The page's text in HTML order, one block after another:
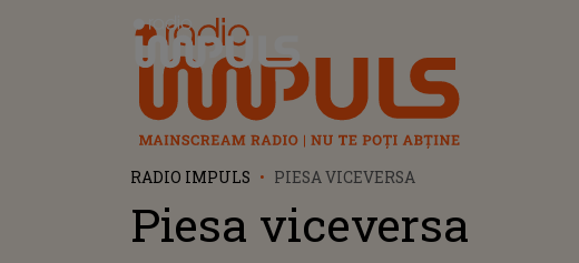
Radio Impuls
RADIO IMPULS PIESA VICEVERSA
Piesa viceversa